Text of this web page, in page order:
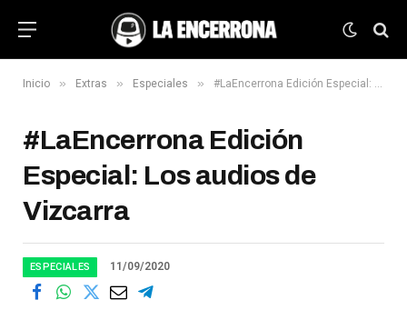
Inicio » Extras » Especiales » #LaEncerrona Edición Especial: Los audios de Vizcarra
#LaEncerrona Edición
Especial: Los audios de
Vizcarra
ESPECIALES 11/09/2020